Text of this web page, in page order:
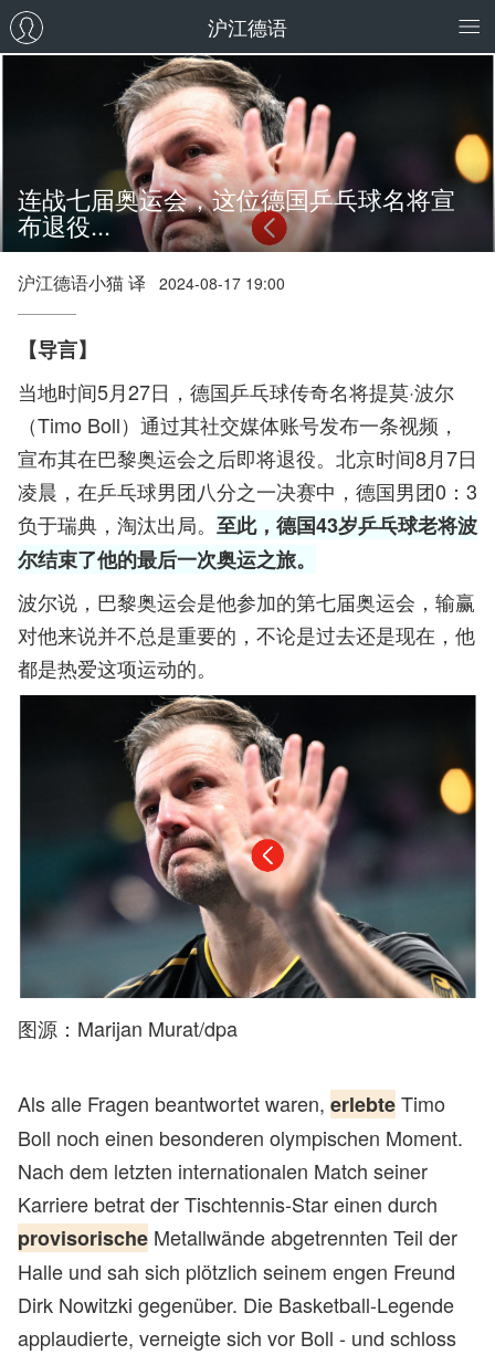
沪江德语
连战七届奥运会，这位德国乒乓球名将宣
布退役...
沪江德语小猫 译 2024-08-17 19:00
【导言】
当地时间5月27日，德国乒乓球传奇名将提莫·波尔
（Timo Boll）通过其社交媒体账号发布一条视频，
宣布其在巴黎奥运会之后即将退役。北京时间8月7日
凌晨，在乒乓球男团八分之一决赛中，德国男团0：3
负于瑞典，淘汰出局。 至此，德国43岁乒乓球老将波
尔结束了他的最后一次奥运之旅。
波尔说，巴黎奥运会是他参加的第七届奥运会，输赢
对他来说并不总是重要的，不论是过去还是现在，他
都是热爱这项运动的。
图源：Marijan Murat/dpa
Als alle Fragen beantwortet waren, erlebteTimo
Boll noch einen besonderen olympischen Moment.
Nach dem letzten internationalen Match seiner
Karriere betrat der Tischtennis-Star einen durch
provisorische Metallwände abgetrennten Teil der
Halle und sah sich plötzlich seinem engen Freund
Dirk Nowitzki gegenüber. Die Basketball-Legende
applaudierte, verneigte sich vor Boll - und schloss